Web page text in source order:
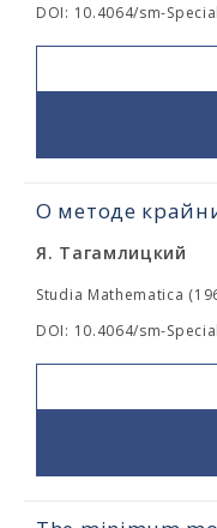
DOI: 10.4064/sm-
О методе
Я. Тагамлицкий
Studia Mathematica
DOI: 10.4064/sm-